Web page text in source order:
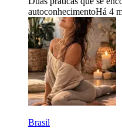
autoconhecimentoHá 4
Brasil